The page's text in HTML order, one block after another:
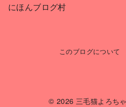
にほんブログ村
このブログについて
© 2026三毛猫よろち